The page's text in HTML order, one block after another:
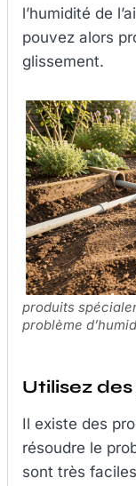
l’humidité de
pouvez alors
glissement.
produits
problème
Utilisez
Il existe des
résoudre le
sont très